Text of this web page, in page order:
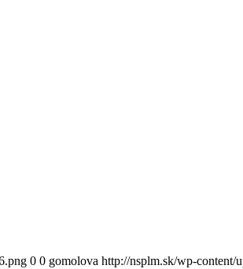
0 0 gomolova http://nsplm.sk/wp-